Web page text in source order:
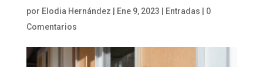
por Elodia Hernández Ene 9, 2023 Entradas
0
Comentarios